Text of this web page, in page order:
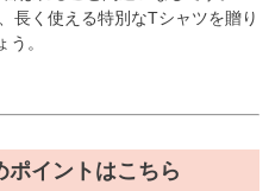
長く使える特別なTシャツを贈り
う。
ポイントはこちら